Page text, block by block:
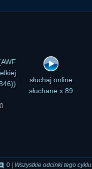
słuchaj online
0 Wszystkie odcinki tego cyklu